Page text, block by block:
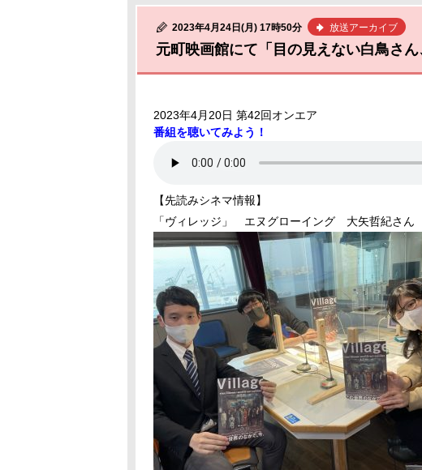
2023年4月24日(月) 17時50分 放送アーカイブ
元町映画館にて「目の見えない白鳥さん
2023年4月20日 第42回オンエア
番組を聴いてみよう！
【先読みシネマ情報】
「ヴィレッジ」 エヌグローイング 大矢哲紀さん